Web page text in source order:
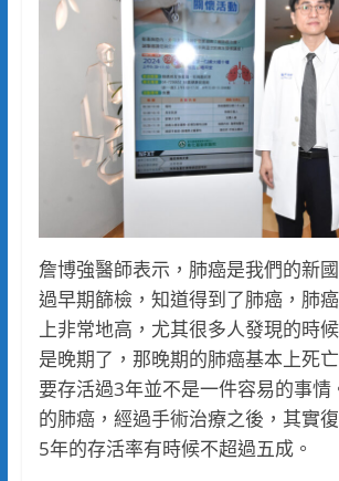
詹博強醫師表示，肺癌是我們的新
過早期篩檢，知道得到了肺癌，肺
上非常地高，尤其很多人發現的時
是晚期了，那晚期的肺癌基本上死
要存活過3年並不是一件容易的事情
的肺癌，經過手術治療之後，其實
5年的存活率有時候不超過五成。